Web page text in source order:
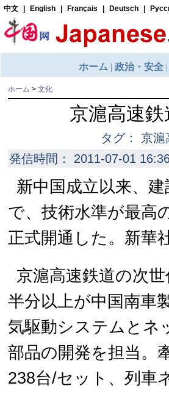
ホーム > 文化
京滬高速
タグ： 京
発信時間： 2011-07-01
新中国成立以来、
で、技術水準が最高
正式開通した。新華
京滬高速鉄道の次
半分以上が中国南車
気駆動システムとネ
部品の開発を担当。
238台/セット、列車